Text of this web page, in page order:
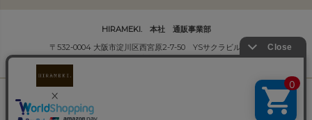
HIRAMEKI. 本社 通販事業部
〒532-0004 大阪市淀川区西宮原2-7-50 YSサクラビル B1F
株式会社サクラ衣料 HIRAMEKI.事業部
Copyright (C) HIRAMEKI. All Rights Reserved.